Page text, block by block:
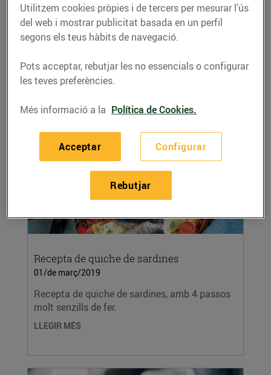
El pa, font de vida
08/de març/2019
El pa ens alimenta i ens dona vida. D’aquest
producte tan complet i nutritiu, a Bonpreu i
Esclat...
LLEGIR MÉS
Recepta de quiche de sardines
01/de març/2019
Recepta de quiche de sardines, amb 4 passos
molt senzills de fer.
LLEGIR MÉS
Utilitzem cookies pròpies i de tercers per mesurar l’ús
del web i mostrar publicitat basada en un perfil
segons els teus hàbits de navegació.
Pots acceptar, rebutjar les no essencials o configurar
les teves preferències.
Més informació a la Política de Cookies.
Configurar
Rebutjar
Acceptar